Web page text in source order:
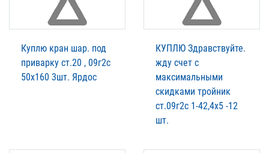
Куплю кран шар. под
приварку ст.20 , 09г2с
50х160 3шт. Ярдос
КУПЛЮ Здравствуйте.
жду счет с
максимальными
скидками тройник
ст.09г2с 1-42,4х5 -12
шт.